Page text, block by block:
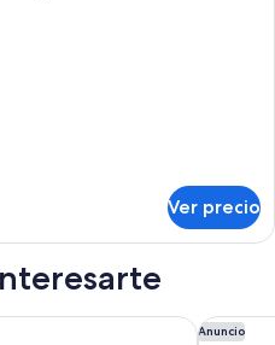
Ver precio
Anuncio
La